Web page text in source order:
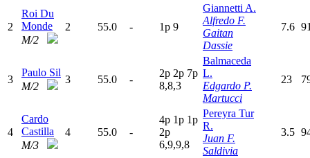
2
Roi Du
Monde
M/2
2 55.0 - 1p 9
Giannetti A.
Alfredo F.
Gaitan
Dassie
7.6
3
Paulo Sil
M/2
3 55.0 -
2p 2p 7p
8,8,3
Balmaceda
L.
Edgardo P.
Martucci
23
4
Cardo
Castilla
M/3
4 55.0 -
4p 1p 1p
2p
6,9,9,8
Pereyra Tur
R.
Juan F.
Saldivia
3.5